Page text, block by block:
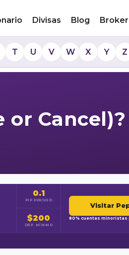
Divisas Blog
T U V W X Y Z
or Cancel)?
0.1
PIP EUR/USD
$200
DEP. MÍNIMO
Visitar
80% cuentas minoristas